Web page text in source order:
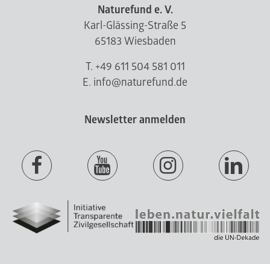
Naturefund e. V.
Karl-Glässing-Straße 5
65183 Wiesbaden
T. +49 611 504 581 011
E. info@naturefund.de
Newsletter anmelden